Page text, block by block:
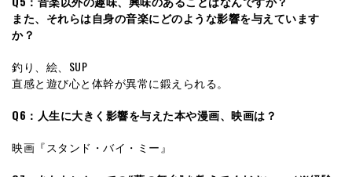
また、それらは自身の音楽にどのような影響を与えています
か？
釣り、絵、SUP
直感と遊び心と体幹が異常に鍛えられる。
Q6：人生に大きく影響を与えた本や漫画、映画は？
映画『スタンド・バイ・ミー』